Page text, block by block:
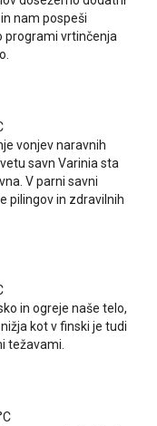
nam pospeši
programi vrtinčenja
vonjev naravnih
savn Varinia sta
V parni savni
pilingov in zdravilnih
in ogreje naše telo,
kot v finski je tudi
težavami.